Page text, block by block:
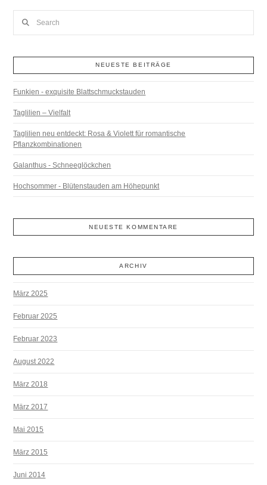
NEUESTE BEITRÄGE
Funkien - exquisite Blattschmuckstauden
Taglilien – Vielfalt
Taglilien neu entdeckt: Rosa & Violett für romantische
Pflanzkombinationen
Galanthus - Schneeglöckchen
Hochsommer - Blütenstauden am Höhepunkt
NEUESTE KOMMENTARE
ARCHIV
März 2025
Februar 2025
Februar 2023
August 2022
März 2018
März 2017
Mai 2015
März 2015
Juni 2014